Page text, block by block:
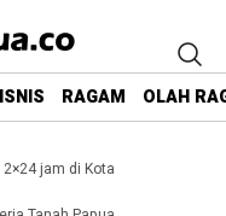
RAGAM OLAH
jam di Kota